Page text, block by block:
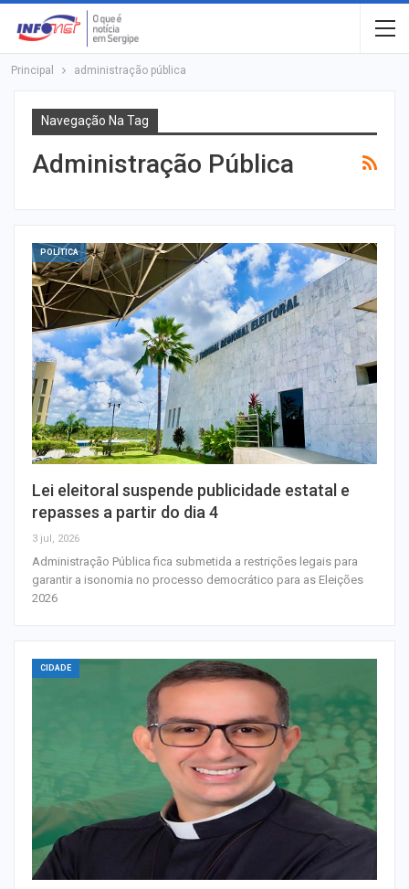
Principal administração pública
Navegação Na Tag
Administração Pública
POLÍTICA
Lei eleitoral suspende publicidade estatal e
repasses a partir do dia 4
3 jul, 2026
Administração Pública fica submetida a restrições legais para
garantir a isonomia no processo democrático para as Eleições
2026
CIDADE